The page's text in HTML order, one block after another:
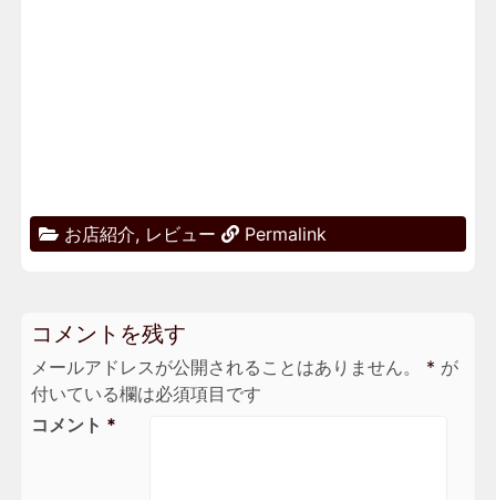
お店紹介, レビュー Permalink
コメントを残す
メールアドレスが公開されることはありません。 * が
付いている欄は必須項目です
コメント *